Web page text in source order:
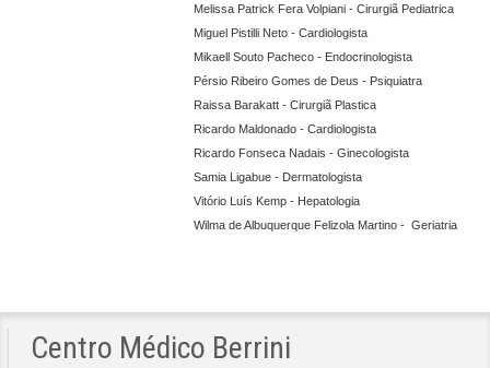
Melissa Patrick Fera Volpiani - Cirurgiã Pediatrica
Miguel Pistilli Neto - Cardiologista
Mikaell Souto Pacheco - Endocrinologista
Pérsio Ribeiro Gomes de Deus - Psiquiatra
Raissa Barakatt - Cirurgiã Plastica
Ricardo Maldonado - Cardiologista
Ricardo Fonseca Nadais - Ginecologista
Samia Ligabue - Dermatologista
Vitório Luís Kemp - Hepatologia
Wilma de Albuquerque Felizola Martino - Geriatria
Centro Médico Berrini